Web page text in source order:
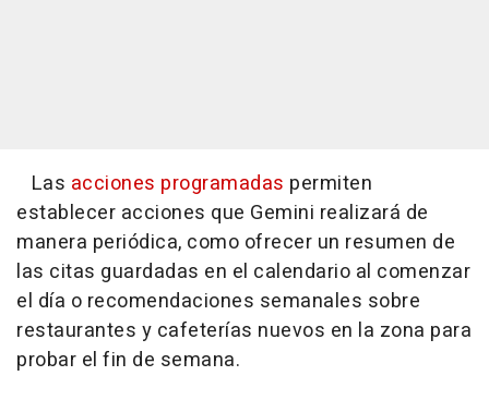
Las acciones programadas permiten
establecer acciones que Gemini realizará de
manera periódica, como ofrecer un resumen de
las citas guardadas en el calendario al comenzar
el día o recomendaciones semanales sobre
restaurantes y cafeterías nuevos en la zona para
probar el fin de semana.